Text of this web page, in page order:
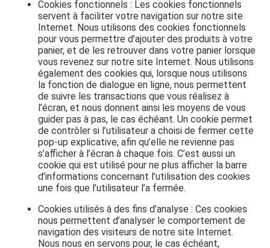
Cookies fonctionnels : Les cookies fonctionnels
servent à faciliter votre navigation sur notre site
Internet. Nous utilisons des cookies fonctionnels
pour vous permettre d’ajouter des produits à votre
panier, et de les retrouver dans votre panier lorsque
vous revenez sur notre site Internet. Nous utilisons
également des cookies qui, lorsque nous utilisons
la fonction de dialogue en ligne, nous permettent
de suivre les transactions que vous réalisez à
l’écran, et nous donnent ainsi les moyens de vous
guider pas à pas, le cas échéant. Un cookie permet
de contrôler si l’utilisateur a choisi de fermer cette
pop-up explicative, afin qu’elle ne revienne pas
s’afficher à l’écran à chaque fois. C’est aussi un
cookie qui est utilisé pour ne plus afficher la barre
d’informations concernant l’utilisation des cookies
une fois que l’utilisateur l’a fermée.
Cookies utilisés à des fins d’analyse : Ces cookies
nous permettent d’analyser le comportement de
navigation des visiteurs de notre site Internet.
Nous nous en servons pour, le cas échéant,